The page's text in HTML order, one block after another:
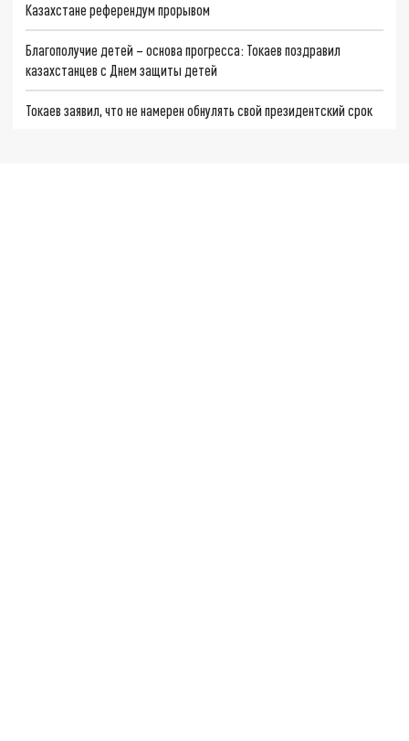
Казахстане референдум прорывом
Благополучие детей – основа прогресса: Токаев поздравил
казахстанцев с Днем защиты детей
Токаев заявил, что не намерен обнулять свой президентский срок